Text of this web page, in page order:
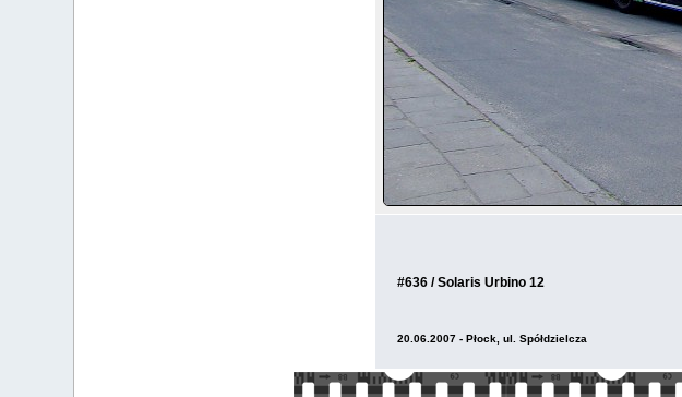
#636 / Solaris Urbino 12
20.06.2007 - Płock, ul. Spółdzielcza